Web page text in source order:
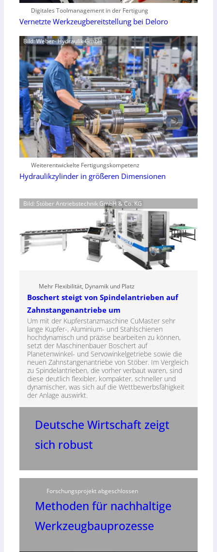
Digitales Toolmanagement in der Fertigung
Vernetzte Werkzeugbereitstellung bei Deloro
Bild: Weber- Hydraulik GmbH
Weiterentwickelte Fertigungskompetenz
Hydraulikzylinder in größeren Dimensionen
Bild: Stöber Antriebstechnik GmbH & Co. KG
Mehr Flexibilität, Dynamik und Platz
Boschert steigt von Spindelantrieben auf
Zahnstangenantriebe um
Um mit der Kupferstanzmaschine CuMaster sehr
lange Kupfer-, Aluminium- und Stahlschienen
hochdynamisch und präzise bearbeiten zu können,
setzt der Maschinenbauer Boschert auf
Planetenwinkel- und Servowinkelgetriebe sowie die
neuen Zahnstangenantriebe von Stöber. Im Vergleich
zu Spindelantrieben, die vorher verbaut waren, sind
diese deutlich flexibler, kompakter, schneller und
dynamischer, was sich auf die Wettbewerbsfähigkeit
der Anlage auswirkt.
Deutsche Wirtschaft zeigt
sich robust
Forschungsprojekt abgeschlossen
Methoden für nachhaltige
Werkzeugbauprozesse